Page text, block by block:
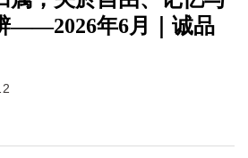
——2026年6月｜诚品